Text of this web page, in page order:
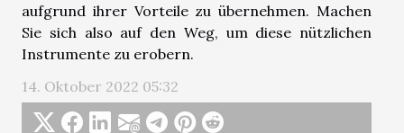
aufgrund ihrer Vorteile zu übernehmen. Machen
Sie sich also auf den Weg, um diese nützlichen
Instrumente zu erobern.
14. Oktober 2022 05:32